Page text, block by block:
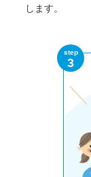
します。
step
3